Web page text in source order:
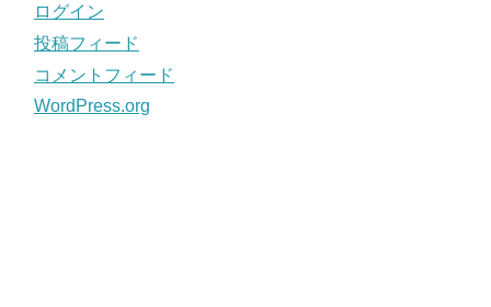
ログイン
投稿フィード
コメントフィード
WordPress.org